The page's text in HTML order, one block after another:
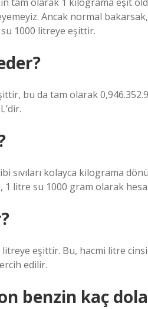
Ancak normal
1000 litreye eşittir.
bu da tam olarak
sıvıları kolayca kilograma
litre su 1000 gram olarak
eşittir. Bu, hacmi litre
edilir.
benzin kaç